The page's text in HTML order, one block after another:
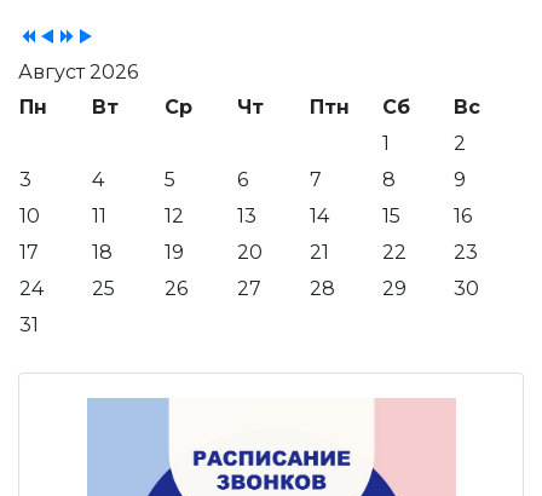
Август 2026
Пн
Вт Ср Чт Птн Сб
Вс
1
2
3
4 5 6 7 8
9
10
11 12 13 14 15
16
17
18 19 20 21 22
23
24
25 26 27 28 29
30
31